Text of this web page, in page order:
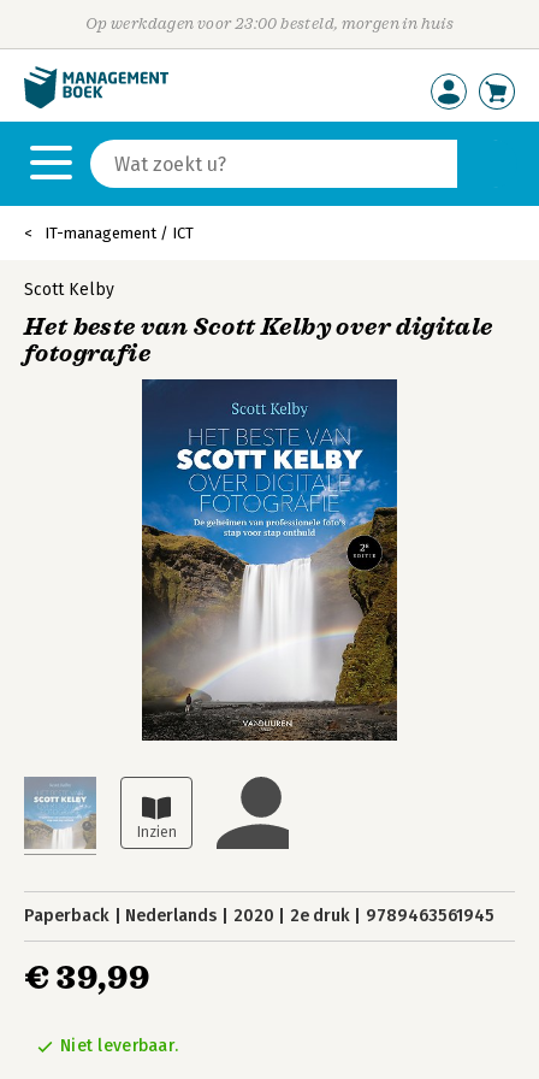
Op werkdagen voor 23:00 besteld, morgen in huis
IT-management / ICT
Scott Kelby
Het beste van Scott Kelby over digitale
fotografie
Paperback Nederlands 2020 2e druk 9789463561945
€ 39,99
Niet leverbaar.